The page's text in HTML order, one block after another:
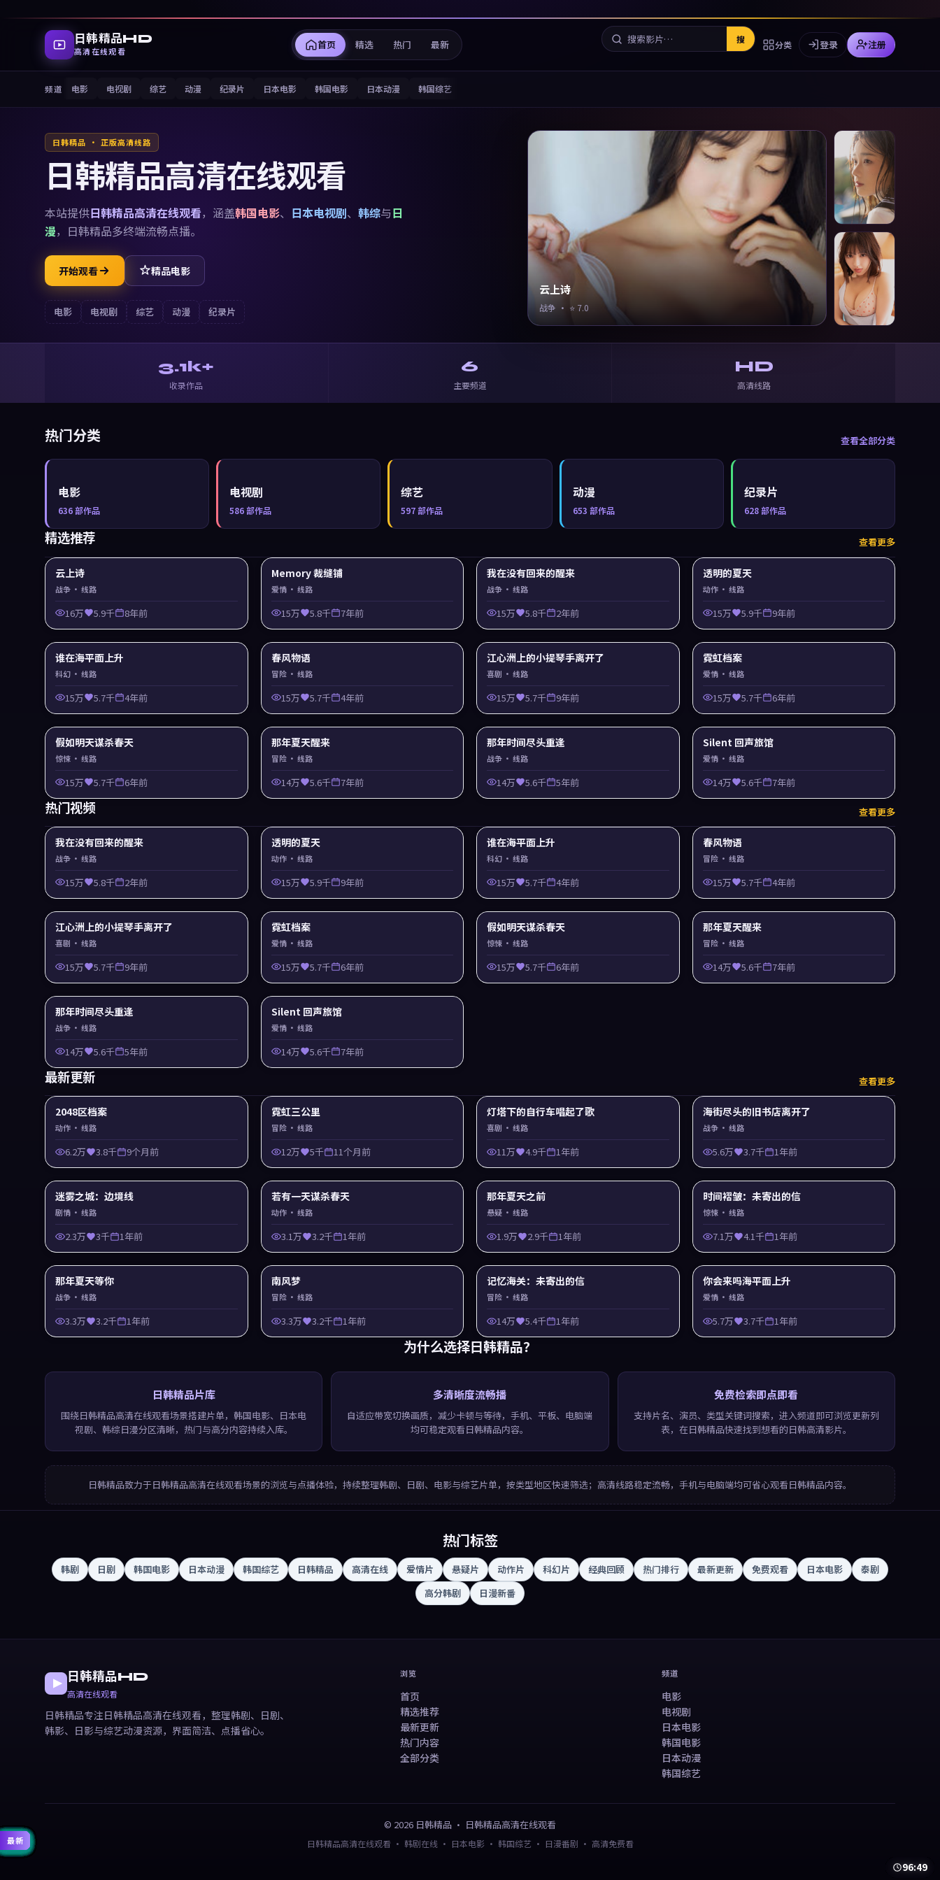
日韩精品HD
高清在线观看 首页 精选 热门 最新 搜 分类 登录 注册
频道 电影 电视剧 综艺 动漫 纪录片 日本电影 韩国电影 日本动漫 韩国综艺
日韩精品 · 正版高清线路
日韩精品高清在线观看
本站提供日韩精品高清在线观看，涵盖韩国电影、 日本电视剧、 韩综与日
漫， 日韩精品多终端流畅点播。
开始观看 精品电影
电影 电视剧 综艺 动漫 纪录片
云上诗
战争 · ⭐ 7.0
3.1k+
收录作品
6
主要频道
HD
高清线路
热门分类 查看全部分类
电影
636部作品
电视剧
586部作品
综艺
597部作品
动漫
653 部作品
纪录片
628部作品
精选推荐 查看更多
精选
81:54
云上诗
战争 · 线路
16万 5.9千 8年前
精选
99:12
Memory 裁缝铺
爱情· 线路
15万 5.8千 7年前
精选
50:13
我在没有回来的醒来
战争 · 线路
15万 5.8千 2年前
精选
78:21
透明的夏天
动作· 线路
15万 5.9千 9年前
精选
99:59
谁在海平面上升
科幻 · 线路
15万 5.7千 4年前
精选
99:48
春风物语
冒险· 线路
15万 5.7千 4年前
精选
99:40
江心洲上的小提琴手离开了
喜剧 · 线路
15万 5.7千 9年前
精选
45:38
霓虹档案
爱情· 线路
15万 5.7千 6年前
精选
99:29
假如明天谋杀春天
惊悚 · 线路
15万 5.7千 6年前
精选
40:23
那年夏天醒来
冒险· 线路
14万 5.6千 7年前
精选
41:03
那年时间尽头重逢
战争 · 线路
14万 5.6千 5年前
精选
48:12
Silent 回声旅馆
爱情· 线路
14万 5.6千 7年前
热门视频 查看更多
热门
50:13
我在没有回来的醒来
战争 · 线路
15万 5.8千 2年前
热门
78:21
透明的夏天
动作· 线路
15万 5.9千 9年前
热门
99:59
谁在海平面上升
科幻 · 线路
15万 5.7千 4年前
热门
99:48
春风物语
冒险· 线路
15万 5.7千 4年前
热门
99:40
江心洲上的小提琴手离开了
喜剧 · 线路
15万 5.7千 9年前
热门
45:38
霓虹档案
爱情· 线路
15万 5.7千 6年前
热门
99:29
假如明天谋杀春天
惊悚 · 线路
15万 5.7千 6年前
热门
40:23
那年夏天醒来
冒险· 线路
14万 5.6千 7年前
热门
41:03
那年时间尽头重逢
战争 · 线路
14万 5.6千 5年前
热门
48:12
Silent 回声旅馆
爱情· 线路
14万 5.6千 7年前
最新更新 查看更多
最新
99:06
2048区档案
动作 · 线路
6.2万 3.8千 9个月前
最新
99:08
霓虹三公里
冒险· 线路
12万 5千 11个月前
最新
46:20
灯塔下的自行车唱起了歌
喜剧 · 线路
11万 4.9千 1年前
最新
99:30
海街尽头的旧书店离开了
战争· 线路
5.6万 3.7千 1年前
最新
95:15
迷雾之城：边境线
剧情 · 线路
2.3万 3千 1年前
最新
98:29
若有一天谋杀春天
动作· 线路
3.1万 3.2千 1年前
最新
48:53
那年夏天之前
悬疑 · 线路
1.9万 2.9千 1年前
最新
99:05
时间褶皱：未寄出的信
惊悚· 线路
7.1万 4.1千 1年前
最新
97:33
那年夏天等你
战争 · 线路
3.3万 3.2千 1年前
最新
46:24
南风梦
冒险· 线路
3.3万 3.2千 1年前
最新
99:45
记忆海关：未寄出的信
冒险 · 线路
14万 5.4千 1年前
最新
96:49
你会来吗海平面上升
爱情· 线路
5.7万 3.7千 1年前
为什么选择 日韩精品？
日韩精品片库
围绕日韩精品高清在线观看场景搭建片单，韩国电影、日本电
视剧、韩综日漫分区清晰，热门与高分内容持续入库。
多清晰度流畅播
自适应带宽切换画质，减少卡顿与等待，手机、平板、电脑端
均可稳定观看日韩精品内容。
免费检索即点即看
支持片名、演员、类型关键词搜索，进入频道即可浏览更新列
表，在日韩精品快速找到想看的日韩高清影片。
日韩精品致力于日韩精品高清在线观看场景的浏览与点播体验，持续整理韩剧、日剧、电影与综艺片单，按类型地区快速筛选；高清线路稳定流畅，手机与电脑端均可省心观看日韩精品内容。
热门标签
韩剧 日剧 韩国电影 日本动漫 韩国综艺 日韩精品 高清在线 爱情片 悬疑片 动作片 科幻片 经典回顾 热门排行 最新更新 免费观看 日本电影
泰剧
高分韩剧
日漫新番
日韩精品HD
高清在线观看
日韩精品专注日韩精品高清在线观看，整理韩剧、日剧、
韩影、日影与综艺动漫资源，界面简洁、点播省心。
浏览
首页
精选推荐
最新更新
热门内容
全部分类
频道
电影
电视剧
日本电影
韩国电影
日本动漫
韩国综艺
© 2026 日韩精品 · 日韩精品高清在线观看
日韩精品高清在线观看 · 韩剧在线 · 日本电影 · 韩国综艺 · 日漫番剧 · 高清免费看